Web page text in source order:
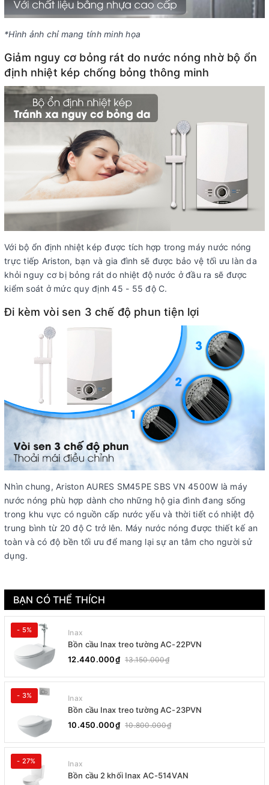
*Hình ảnh chỉ mang tính minh họa
Giảm nguy cơ bỏng rát do nước nóng nhờ bộ ổn
định nhiệt kép chống bỏng thông minh
Với bộ ổn định nhiệt kép được tích hợp trong máy nước nóng
trực tiếp Ariston, bạn và gia đình sẽ được bảo vệ tối ưu làn da
khỏi nguy cơ bị bỏng rát do nhiệt độ nước ở đầu ra sẽ được
kiểm soát ở mức quy định 45 - 55 độ C.
Đi kèm vòi sen 3 chế độ phun tiện lợi
Nhìn chung, Ariston AURES SM45PE SBS VN 4500W là máy
nước nóng phù hợp dành cho những hộ gia đình đang sống
trong khu vực có nguồn cấp nước yếu và thời tiết có nhiệt độ
trung bình từ 20 độ C trở lên. Máy nước nóng được thiết kế an
toàn và có độ bền tối ưu để mang lại sự an tâm cho người sử
dụng.
BẠN CÓ THỂ THÍCH
- 5% Inax
Bồn cầu Inax treo tường AC-22PVN
12.440.000₫ 13.150.000₫
- 3% Inax
Bồn cầu Inax treo tường AC-23PVN
10.450.000₫ 10.800.000₫
- 27% Inax
Bồn cầu 2 khối Inax AC-514VAN